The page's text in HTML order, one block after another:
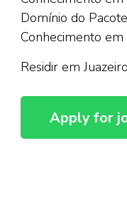
Domínio do
Conhecimento em
Residir em